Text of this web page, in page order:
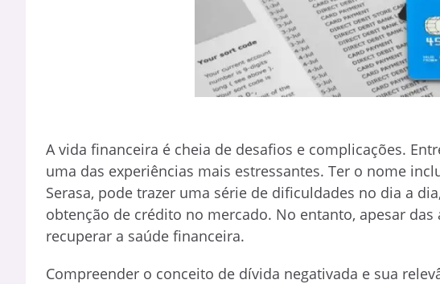
A vida financeira é cheia de desafios e complicações.
uma das experiências mais estressantes. Ter o nome
Serasa, pode trazer uma série de dificuldades no dia a
obtenção de crédito no mercado. No entanto, apesar
recuperar a saúde financeira.
Compreender o conceito de dívida negativada e sua